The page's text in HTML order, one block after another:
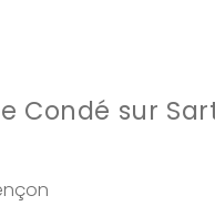
Condé sur